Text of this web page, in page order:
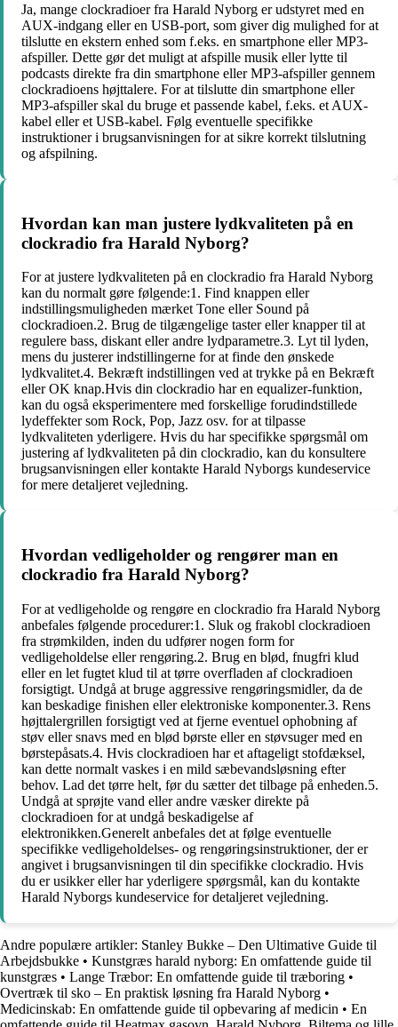
Ja, mange clockradioer fra Harald Nyborg er udstyret med en
AUX-indgang eller en USB-port, som giver dig mulighed for at
tilslutte en ekstern enhed som f.eks. en smartphone eller MP3-
afspiller. Dette gør det muligt at afspille musik eller lytte til
podcasts direkte fra din smartphone eller MP3-afspiller gennem
clockradioens højttalere. For at tilslutte din smartphone eller
MP3-afspiller skal du bruge et passende kabel, f.eks. et AUX-
kabel eller et USB-kabel. Følg eventuelle specifikke
instruktioner i brugsanvisningen for at sikre korrekt tilslutning
og afspilning.
Hvordan kan man justere lydkvaliteten på en
clockradio fra Harald Nyborg?
For at justere lydkvaliteten på en clockradio fra Harald Nyborg
kan du normalt gøre følgende:1. Find knappen eller
indstillingsmuligheden mærket Tone eller Sound på
clockradioen.2. Brug de tilgængelige taster eller knapper til at
regulere bass, diskant eller andre lydparametre.3. Lyt til lyden,
mens du justerer indstillingerne for at finde den ønskede
lydkvalitet.4. Bekræft indstillingen ved at trykke på en Bekræft
eller OK knap.Hvis din clockradio har en equalizer-funktion,
kan du også eksperimentere med forskellige forudindstillede
lydeffekter som Rock, Pop, Jazz osv. for at tilpasse
lydkvaliteten yderligere. Hvis du har specifikke spørgsmål om
justering af lydkvaliteten på din clockradio, kan du konsultere
brugsanvisningen eller kontakte Harald Nyborgs kundeservice
for mere detaljeret vejledning.
Hvordan vedligeholder og rengører man en
clockradio fra Harald Nyborg?
For at vedligeholde og rengøre en clockradio fra Harald Nyborg
anbefales følgende procedurer:1. Sluk og frakobl clockradioen
fra strømkilden, inden du udfører nogen form for
vedligeholdelse eller rengøring.2. Brug en blød, fnugfri klud
eller en let fugtet klud til at tørre overfladen af clockradioen
forsigtigt. Undgå at bruge aggressive rengøringsmidler, da de
kan beskadige finishen eller elektroniske komponenter.3. Rens
højttalergrillen forsigtigt ved at fjerne eventuel ophobning af
støv eller snavs med en blød børste eller en støvsuger med en
børstepåsats.4. Hvis clockradioen har et aftageligt stofdæksel,
kan dette normalt vaskes i en mild sæbevandsløsning efter
behov. Lad det tørre helt, før du sætter det tilbage på enheden.5.
Undgå at sprøjte vand eller andre væsker direkte på
clockradioen for at undgå beskadigelse af
elektronikken.Generelt anbefales det at følge eventuelle
specifikke vedligeholdelses- og rengøringsinstruktioner, der er
angivet i brugsanvisningen til din specifikke clockradio. Hvis
du er usikker eller har yderligere spørgsmål, kan du kontakte
Harald Nyborgs kundeservice for detaljeret vejledning.
Andre populære artikler: Stanley Bukke – Den Ultimative Guide til
Arbejdsbukke • Kunstgræs harald nyborg: En omfattende guide til
kunstgræs • Lange Træbor: En omfattende guide til træboring •
Overtræk til sko – En praktisk løsning fra Harald Nyborg •
Medicinskab: En omfattende guide til opbevaring af medicin • En